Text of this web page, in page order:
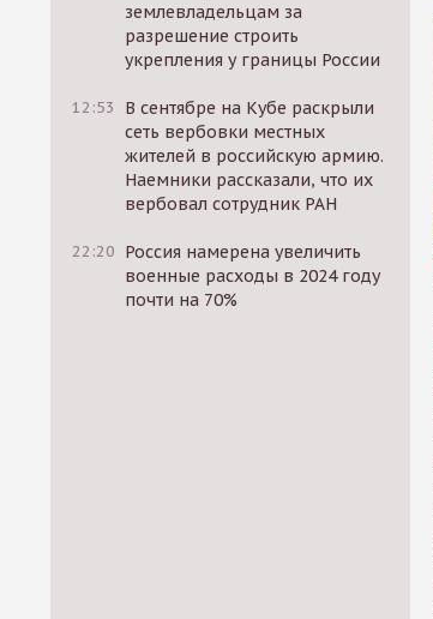
землевладельцам за
разрешение строить
укрепления у границы России
12:53
В сентябре на Кубе раскрыли
сеть вербовки местных
жителей в российскую армию.
Наемники рассказали, что их
вербовал сотрудник РАН
22:20 Россия намерена увеличить
военные расходы в 2024 году
почти на 70%